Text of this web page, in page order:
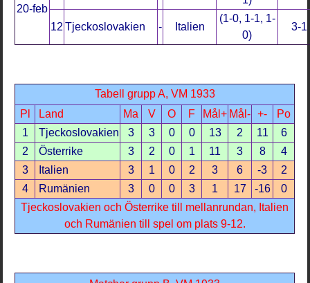
20-feb
12 Tjeckoslovakien - Italien
(1-0, 1-1, 1-
0)
3-1
Tabell grupp A, VM 1933
Pl
Land Ma V O F Mål+ Mål- +-
Po
1
Tjeckoslovakien 3 3 0 0 13 2 11
6
2
Österrike 3 2 0 1 11 3 8
4
3
Italien 3 1 0 2 3 6 -3
2
4
Rumänien 3 0 0 3 1 17 -16
0
Tjeckoslovakien och Österrike till mellanrundan, Italien
och Rumänien till spel om plats 9-12.